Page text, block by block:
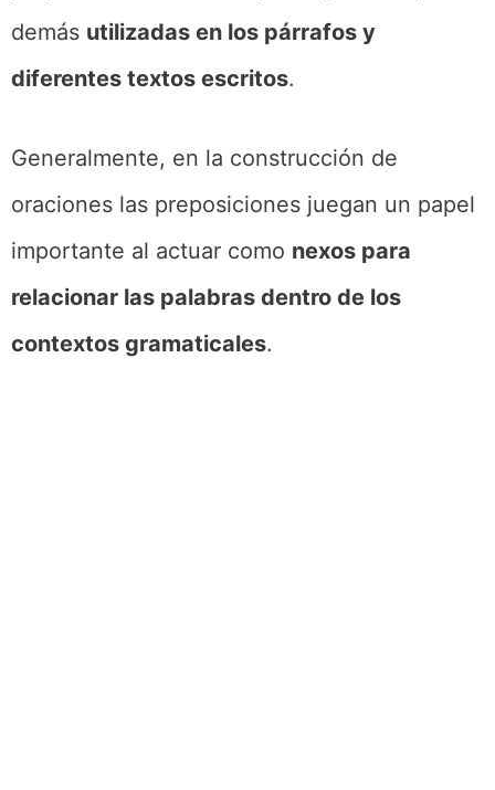
demás utilizadas en los párrafos y
diferentes textos escritos.
Generalmente, en la construcción de
oraciones las preposiciones juegan un papel
importante al actuar como nexos para
relacionar las palabras dentro de los
contextos gramaticales.